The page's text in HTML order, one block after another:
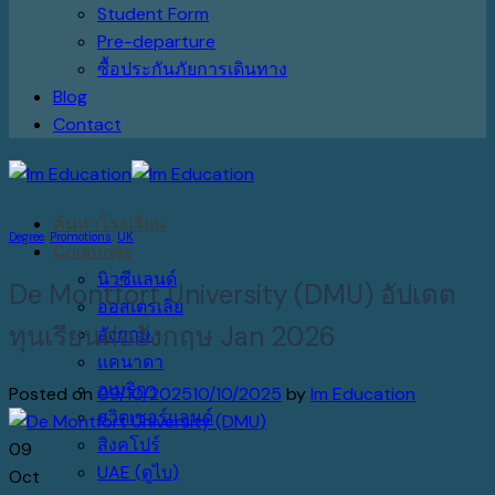
Student Form
Pre-departure
ซื้อประกันภัยการเดินทาง
Blog
Contact
ค้นหาโรงเรียน
Countries
นิวซีแลนด์
ออสเตรเลีย
อังกฤษ
แคนาดา
อเมริกา
สวิตเซอร์แลนด์
สิงคโปร์
UAE (ดูไบ)
Degree Promotions,UK
De Montfort University (DMU) อัปเดต
ทุนเรียนต่ออังกฤษ Jan 2026
Posted on 09/10/202510/10/2025 byIm Education
09
Oct